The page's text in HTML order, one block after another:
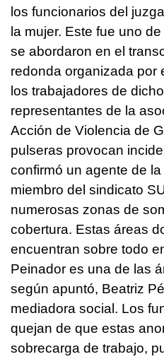
los funcionarios del
la mujer. Este fue uno
se abordaron en el
redonda organizada por
los trabajadores de
representantes de la
Acción de Violencia de
pulseras provocan
confirmó un agente de
miembro del sindicato
numerosas zonas de
cobertura. Estas áreas
encuentran sobre todo
Peinador es una de las
según apuntó, Beatriz
mediadora social. Los
quejan de que estas
sobrecarga de trabajo,